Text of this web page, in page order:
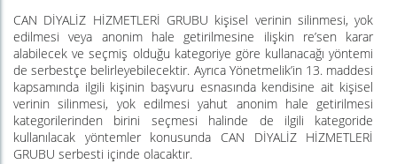
CAN DİYALİZ HİZMETLERİ GRUBU kişisel verinin silinmesi, yok
edilmesi veya anonim hale getirilmesine ilişkin re’sen karar
alabilecek ve seçmiş olduğu kategoriye göre kullanacağı yöntemi
de serbestçe belirleyebilecektir. Ayrıca Yönetmelik’in 13. maddesi
kapsamında ilgili kişinin başvuru esnasında kendisine ait kişisel
verinin silinmesi, yok edilmesi yahut anonim hale getirilmesi
kategorilerinden birini seçmesi halinde de ilgili kategoride
kullanılacak yöntemler konusunda CAN DİYALİZ HİZMETLERİ
GRUBU serbesti içinde olacaktır.